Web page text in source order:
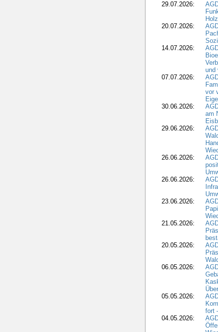
29.07.2026:
20.07.2026:
14.07.2026:
und
07.07.2026:
vor
30.06.2026:
am
29.06.2026:
26.06.2026:
26.06.2026:
23.06.2026:
21.05.2026:
20.05.2026:
06.05.2026:
05.05.2026:
fort
04.05.2026: